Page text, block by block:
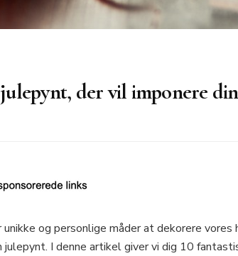
der vil imponere
og personlige måder at dekorere vores
I denne artikel giver vi dig 10